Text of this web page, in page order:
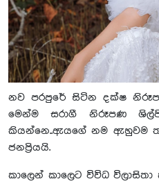
නව පරපුරේ සිටින දක්ෂ
මෙන්ම සරාගී නිරූපණ
කියන්නෙ..ඇයගේ නම ඇහුවම
ජනප්‍රියයි.
කාලෙන් කාලෙට විවිධ